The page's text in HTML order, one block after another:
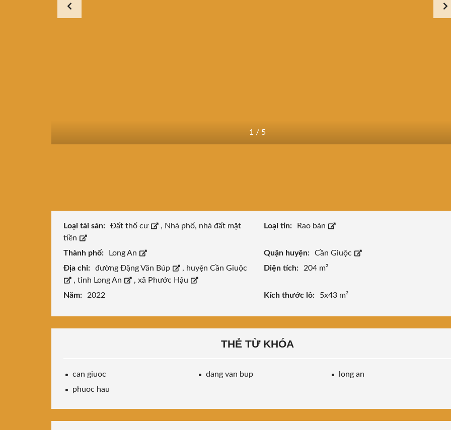
1 / 5
Loại tài sản: Đất thổ cư , Nhà phố, nhà đất mặt
tiền
Loại tin: Rao bán
Thành phố: Long An Quận huyện:
Cần Giuộc
Địa chỉ:
đường Đặng Văn Búp , huyện Cần Giuộc
, tỉnh Long An , xã Phước Hậu
Diện tích: 204 m²
Năm: 2022 Kích thước lô: 5x43 m²
THẺ TỪ KHÓA
can giuoc dang van bup
long an
phuoc hau